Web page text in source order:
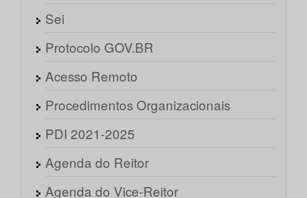
Sei
Protocolo GOV.BR
Acesso Remoto
Procedimentos Organizacionais
PDI 2021-2025
Agenda do Reitor
Agenda do Vice-Reitor